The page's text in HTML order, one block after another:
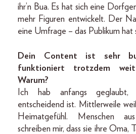
ihr’n Bua. Es hat sich eine
mehr Figuren entwickelt. Der
eine Umfrage – das Publikum hat
Dein Content ist sehr
funktioniert trotzdem
Warum?
Ich hab anfangs
entscheidend ist. Mittlerweile
Heimatgefühl. Menschen
schreiben mir, dass sie ihre Oma,